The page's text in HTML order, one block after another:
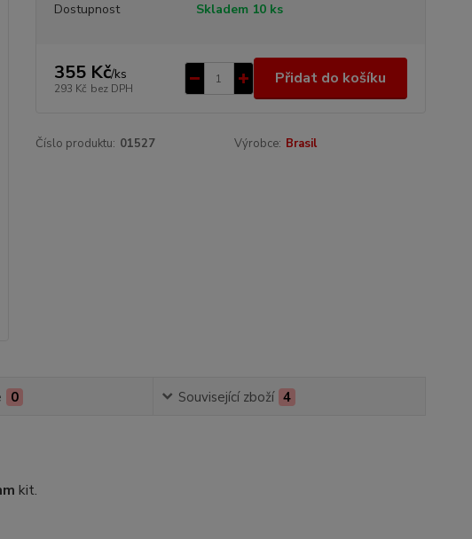
Dostupnost Skladem 10 ks
355 Kč/ks
293 Kč bez DPH
Přidat do košíku
Číslo produktu: 01527 Výrobce: Brasil
0 Související zboží 4
kit.